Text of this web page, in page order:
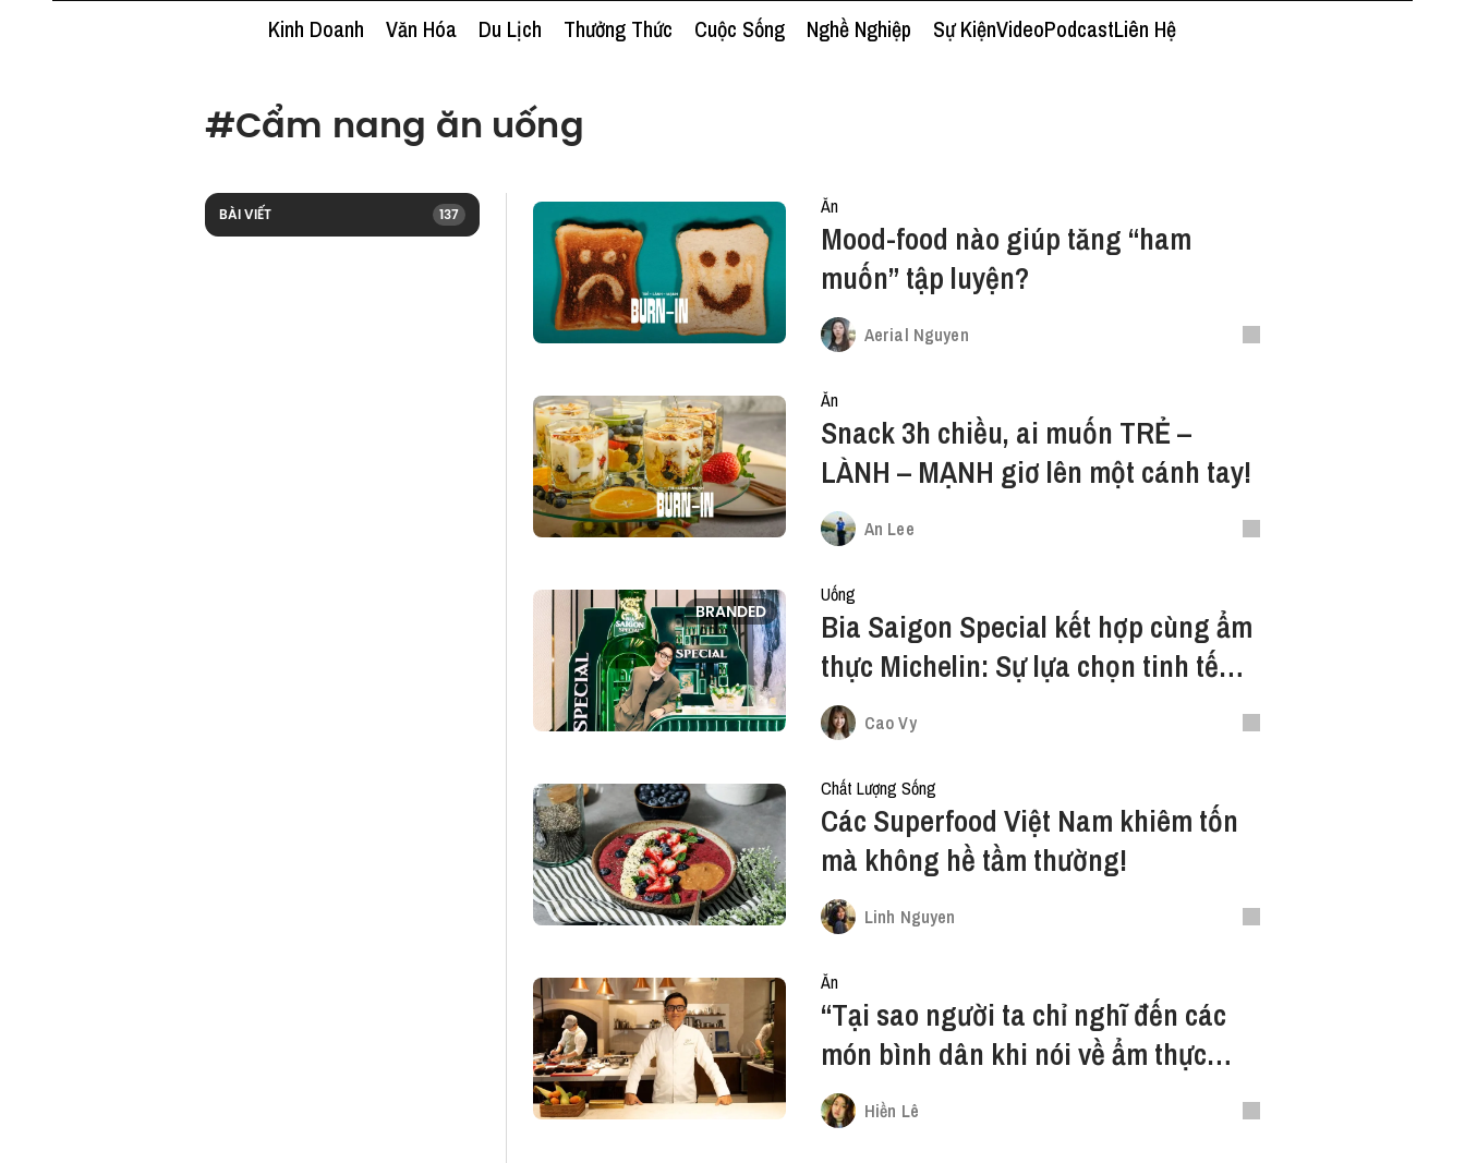
Kinh Doanh Văn Hóa Du Lịch Thưởng Thức Cuộc Sống Nghề Nghiệp Sự KiệnVideoPodcastLiên Hệ
#Cẩm nang ăn uống
BÀI VIẾT 137 Ăn
Mood-food nào giúp tăng “ham
muốn” tập luyện?
Aerial Nguyen
Ăn
Snack 3h chiều, ai muốn TRẺ –
LÀNH – MẠNH giơ lên một cánh tay!
An Lee
BRANDED
Uống
Bia Saigon Special kết hợp cùng ẩm
thực Michelin: Sự lựa chọn tinh tế
của giới sành ăn
Cao Vy
Chất Lượng Sống
Các Superfood Việt Nam khiêm tốn
mà không hề tầm thường!
Linh Nguyen
Ăn
“Tại sao người ta chỉ nghĩ đến các
món bình dân khi nói về ẩm thực
Việt?”Hiền Lê